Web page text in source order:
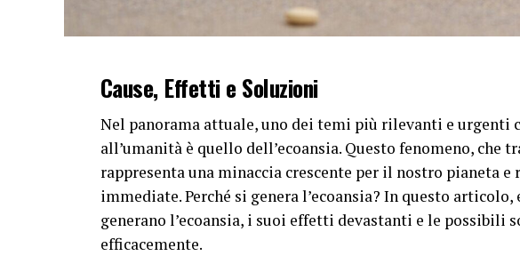
Cause, Effetti e Soluzioni
Nel panorama attuale, uno dei temi più rilevanti e urgenti
all’umanità è quello dell’ecoansia. Questo fenomeno,
rappresenta una minaccia crescente per il nostro pianeta e
immediate. Perché si genera l’ecoansia? In questo articolo,
generano l’ecoansia, i suoi effetti devastanti e le possibili
efficacemente.